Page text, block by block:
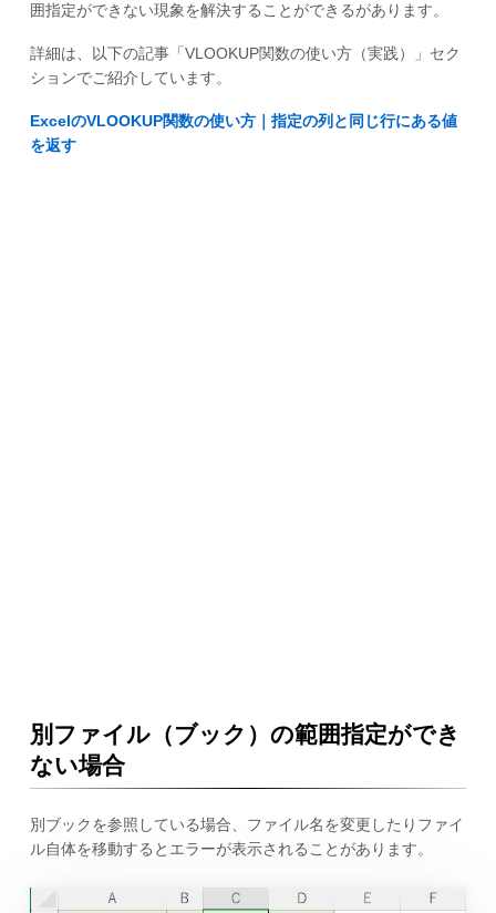
囲指定ができない現象を解決することができるがあります。
詳細は、以下の記事「VLOOKUP関数の使い方（実践）」セク
ションでご紹介しています。
ExcelのVLOOKUP関数の使い方｜指定の列と同じ行にある値
を返す
別ファイル（ブック）の範囲指定ができ
ない場合
別ブックを参照している場合、ファイル名を変更したりファイ
ル自体を移動するとエラーが表示されることがあります。